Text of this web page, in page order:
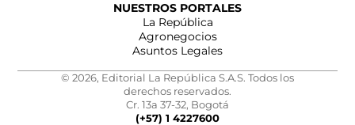
NUESTROS PORTALES
La República
Agronegocios
Asuntos Legales
© 2026, Editorial La República S.A.S. Todos los
derechos reservados.
Cr. 13a 37-32, Bogotá
(+57) 1 4227600